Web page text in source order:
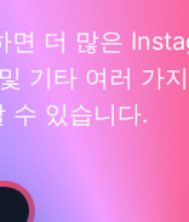
면 더 많은
기타 여러 가
수 있습니다.